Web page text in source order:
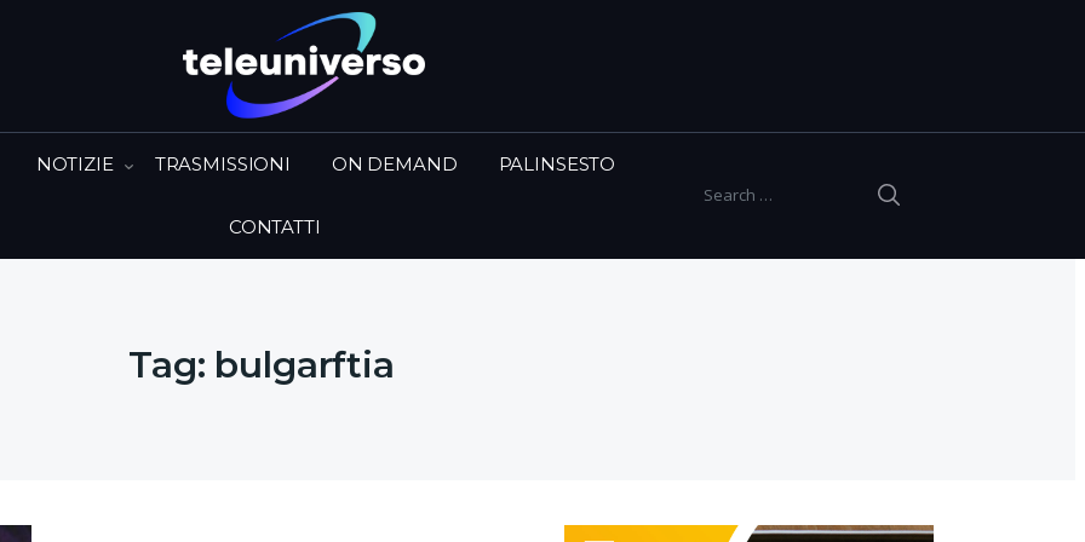
Search for:
NOTIZIE TRASMISSIONI ON DEMAND PALINSESTO
CONTATTI
Tag: bulgarftia